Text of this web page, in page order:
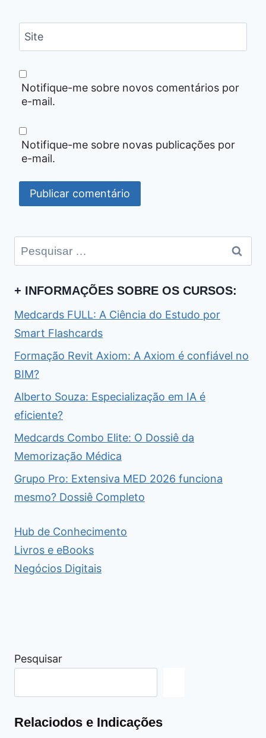
Site
Notifique-me sobre novos comentários por
e-mail.
Notifique-me sobre novas publicações por
e-mail.
Pesquisar
por:
+ INFORMAÇÕES SOBRE OS CURSOS:
Medcards FULL: A Ciência do Estudo por
Smart Flashcards
Formação Revit Axiom: A Axiom é confiável no
BIM?
Alberto Souza: Especialização em IA é
eficiente?
Medcards Combo Elite: O Dossiê da
Memorização Médica
Grupo Pro: Extensiva MED 2026 funciona
mesmo? Dossiê Completo
Hub de Conhecimento
Livros e eBooks
Negócios Digitais
Pesquisar
Relaciodos e Indicações